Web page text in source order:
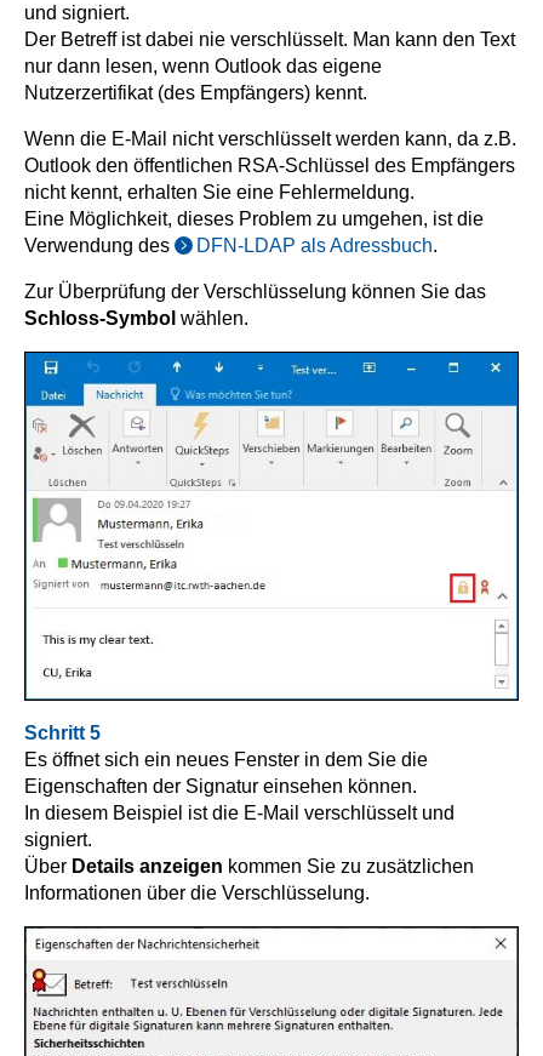
und signiert.
Der Betreff ist dabei nie verschlüsselt. Man kann den Text
nur dann lesen, wenn Outlook das eigene
Nutzerzertifikat (des Empfängers) kennt.
Wenn die E-Mail nicht verschlüsselt werden kann, da z.B.
Outlook den öffentlichen RSA-Schlüssel des Empfängers
nicht kennt, erhalten Sie eine Fehlermeldung.
Eine Möglichkeit, dieses Problem zu umgehen, ist die
Verwendung des
DFN-LDAP als Adressbuch.
Zur Überprüfung der Verschlüsselung können Sie das
Schloss-Symbol wählen.
Schritt 5
Es öffnet sich ein neues Fenster in dem Sie die
Eigenschaften der Signatur einsehen können.
In diesem Beispiel ist die E-Mail verschlüsselt und
signiert.
Über Details anzeigen kommen Sie zu zusätzlichen
Informationen über die Verschlüsselung.